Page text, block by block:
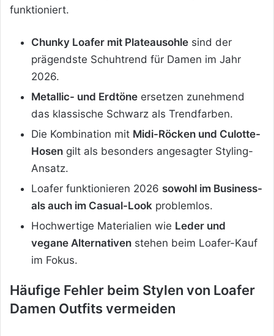
funktioniert.
Chunky Loafer mit Plateausohle sind der
prägendste Schuhtrend für Damen im Jahr
2026.
Metallic- und Erdtöne ersetzen zunehmend
das klassische Schwarz als Trendfarben.
Die Kombination mit Midi-Röcken und Culotte-
Hosen gilt als besonders angesagter Styling-
Ansatz.
Loafer funktionieren 2026 sowohl im Business-
als auch im Casual-Look problemlos.
Hochwertige Materialien wie Leder und
vegane Alternativen stehen beim Loafer-Kauf
im Fokus.
Häufige Fehler beim Stylen von Loafer
Damen Outfits vermeiden